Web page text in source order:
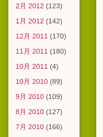
2月 2012 (123)
1月 2012 (142)
12月 2011 (170)
11月 2011 (180)
10月 2011 (4)
10月 2010 (89)
9月 2010 (109)
8月 2010 (127)
7月 2010 (166)